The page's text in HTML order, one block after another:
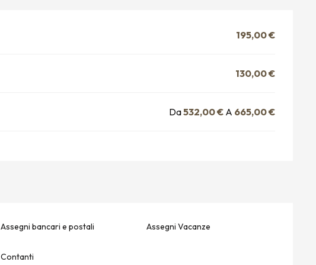
195,00 €
130,00 €
Da532,00 € A 665,00 €
Assegni bancari e postali Assegni Vacanze
Contanti